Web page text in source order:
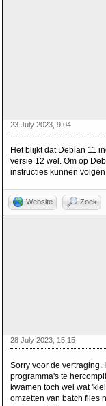
23 July 2023, 9:04
Het blijkt dat Debian 11
versie 12 wel. Om op
instructies kunnen
Website Zoek
28 July 2023, 15:15
Sorry voor de vertraging.
programma's te
kwamen toch wel wat
omzetten van batch files